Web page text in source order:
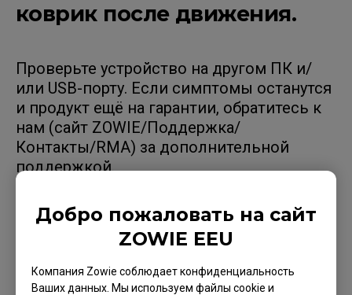
Добро пожаловать на сайт
ZOWIE EEU
Компания Zowie соблюдает конфиденциальность
Ваших данных. Мы используем файлы cookie и
коврик после движения.
Проверьте устройство на другом ПК и/
или USB-порту. Если симптомы останутся
и продукт ещё на гарантии, обратитесь к
нам (сайт ZOWIE/Поддержка/
Контакты/RMA) за дополнительной
поддержкой.
Применимые модели
EC1 (L), EC1 TYLOO (L), EC1-A (L), EC1-B (L), EC1-